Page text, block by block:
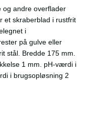
og andre overflader
et skraberblad i rustfrit
i
på gulve eller
stål. Bredde 175 mm.
1 mm. pH-værdi i
i brugsopløsning 2